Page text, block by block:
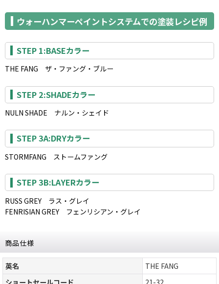
ウォーハンマーペイントシステムでの塗装レシピ例
STEP 1:BASEカラー
THE FANG ザ・ファング・ブルー
STEP 2:SHADEカラー
NULN SHADE ナルン・シェイド
STEP 3A:DRYカラー
STORMFANG ストームファング
STEP 3B:LAYERカラー
RUSS GREY ラス・グレイ
FENRISIAN GREY フェンリシアン・グレイ
商品仕様
英名
THE FANG
ショートセールコード
21-32